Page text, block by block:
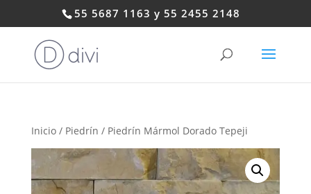
55 5687 1163 y 55 2455 2148
Inicio/ Piedrín / Piedrín Mármol Dorado Tepeji